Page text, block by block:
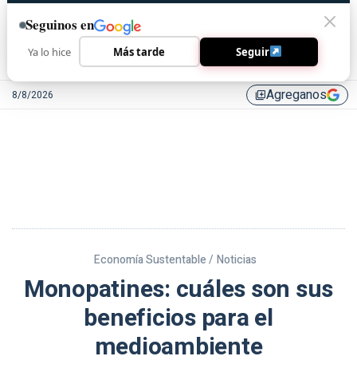
8/8/2026 library_addAgreganos
Economía Sustentable / Noticias
Monopatines: cuáles son sus
beneficios para el
medioambiente
Seguinos en
Ya lo hice Más tarde Seguir